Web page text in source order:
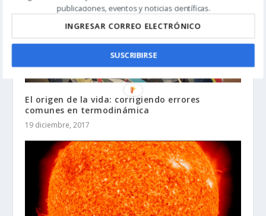
El origen de la vida: corrigiendo errores
comunes en termodinámica
19 diciembre, 2017
publicaciones, eventos y noticias científicas.
SUSCRIBIRSE